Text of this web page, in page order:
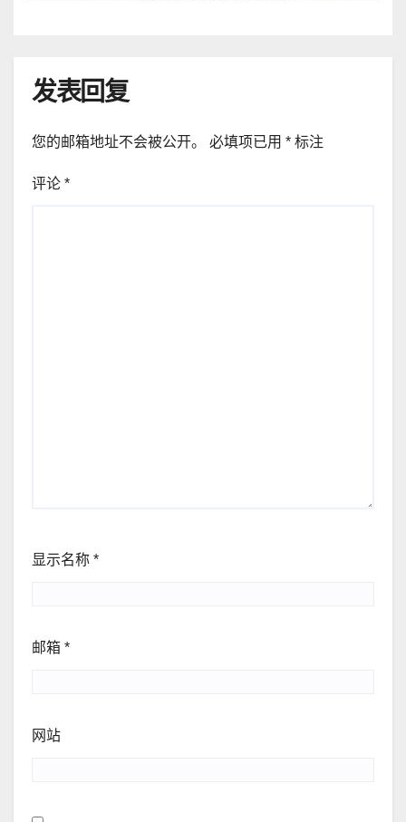
发表回复
您的邮箱地址不会被公开。 必填项已用 * 标注
评论 *
显示名称 *
邮箱 *
网站